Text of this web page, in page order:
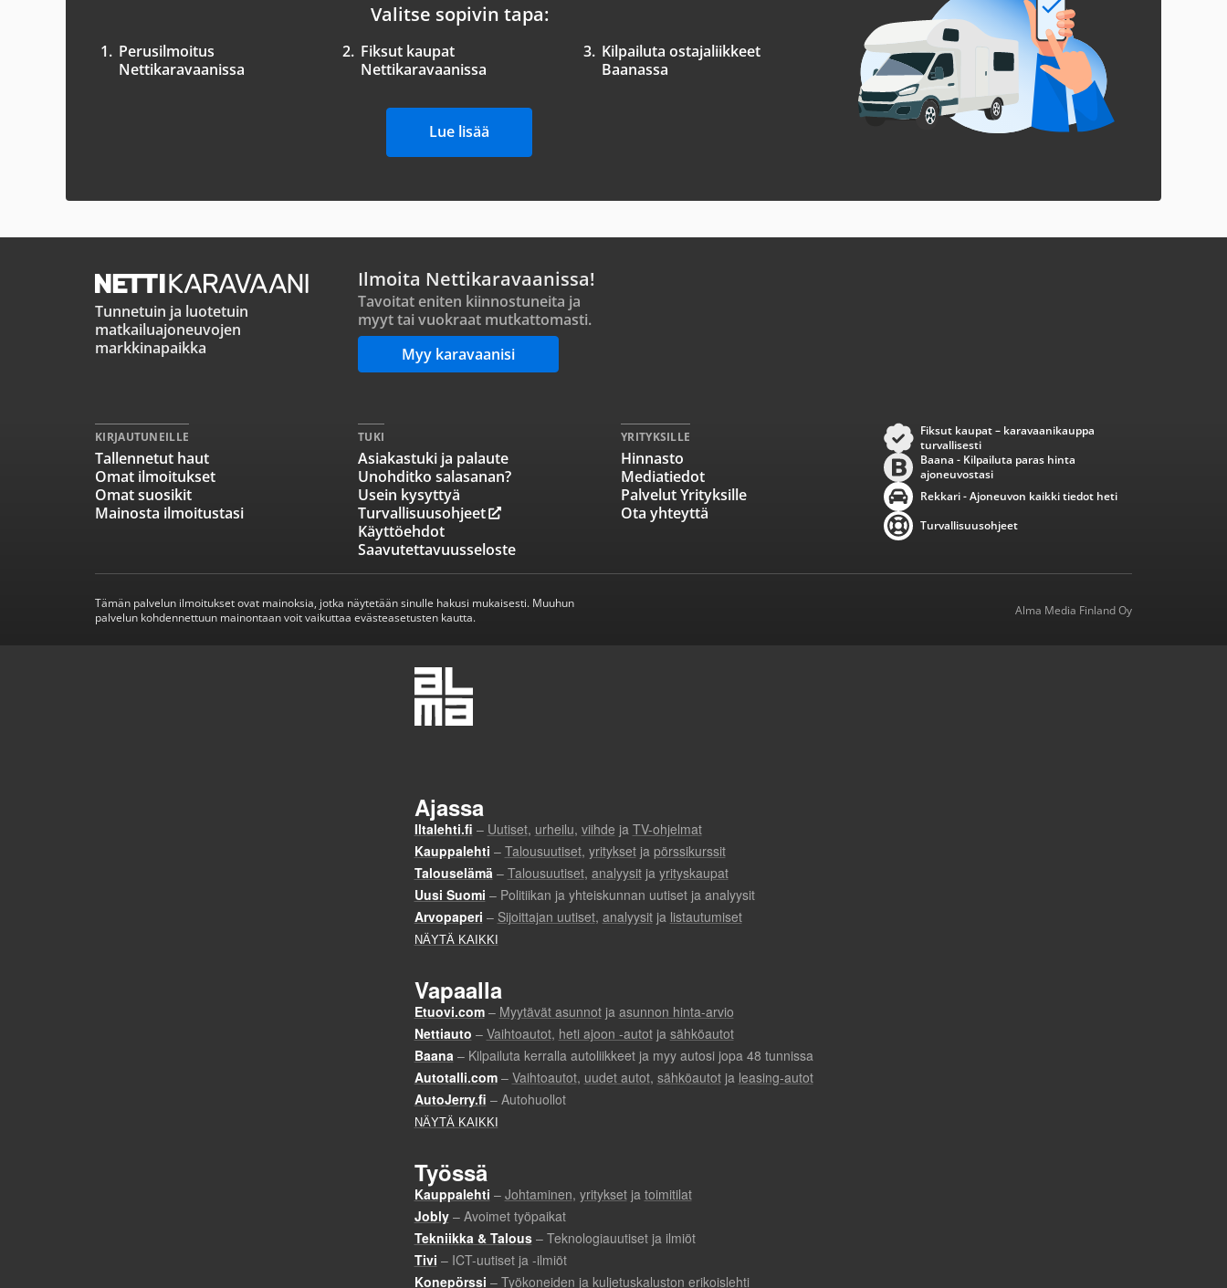
Valitse sopivin tapa:
1. Perusilmoitus
Nettikaravaanissa
2. Fiksut kaupat
Nettikaravaanissa
3. Kilpailuta ostajaliikkeet
Baanassa
Lue lisää
Tunnetuin ja luotetuin
matkailuajoneuvojen
markkinapaikka
Ilmoita Nettikaravaanissa!
Tavoitat eniten kiinnostuneita ja
myyt tai vuokraat mutkattomasti.
Myy karavaanisi
KIRJAUTUNEILLE
Tallennetut haut
Omat ilmoitukset
Omat suosikit
Mainosta ilmoitustasi
TUKI
Asiakastuki ja palaute
Unohditko salasanan?
Usein kysyttyä
Turvallisuusohjeet
Käyttöehdot
Saavutettavuusseloste
YRITYKSILLE
Hinnasto
Mediatiedot
Palvelut Yrityksille
Ota yhteyttä
Fiksut kaupat – karavaanikauppa
turvallisesti
Baana - Kilpailuta paras hinta
ajoneuvostasi
Rekkari - Ajoneuvon kaikki tiedot heti
Turvallisuusohjeet
Tämän palvelun ilmoitukset ovat mainoksia, jotka näytetään sinulle hakusi mukaisesti. Muuhun
palvelun kohdennettuun mainontaan voit vaikuttaa evästeasetusten kautta.
Alma Media Finland Oy